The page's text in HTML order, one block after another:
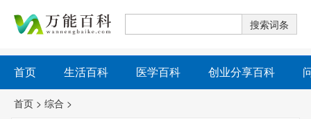
首页 生活百科 医学百科 创业分享百科
首页 > 综合 >